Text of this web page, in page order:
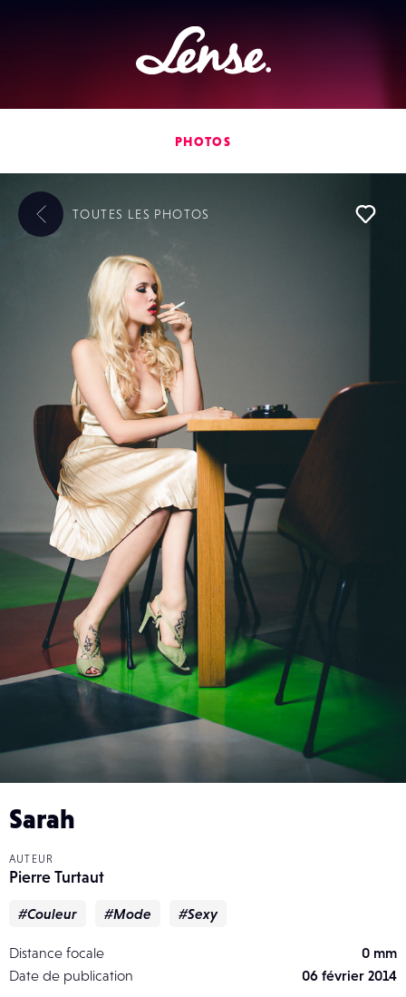
Lense
PHOTOS
Sarah
AUTEUR
Pierre Turtaut
#Couleur #Mode #Sexy
Distance focale
0 mm
Date de publication
06 février 2014
TOUTES LES PHOTOS